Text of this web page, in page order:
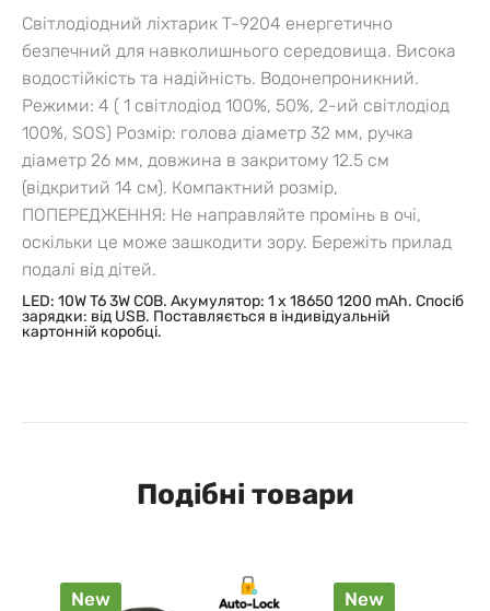
Світлодіодний ліхтарик T-9204 енергетично
безпечний для навколишнього середовища. Висока
водостійкість та надійність. Водонепроникний.
Режими: 4 ( 1 світлодіод 100%, 50%, 2-ий світлодіод
100%, SOS) Розмір: голова діаметр 32 мм, ручка
діаметр 26 мм, довжина в закритому 12.5 см
(відкритий 14 см). Компактний розмір,
ПОПЕРЕДЖЕННЯ: Не направляйте промінь в очі,
оскільки це може зашкодити зору. Бережіть прилад
подалі від дітей.
LED: 10W T6 3W COB. Акумулятор: 1 х 18650 1200 mAh. Спосіб
зарядки: від USB. Поставляється в індивідуальній
картонній коробці.
Подібні товари
New New